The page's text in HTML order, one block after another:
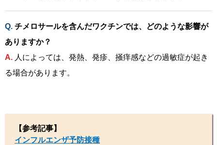
チメロサールを含んだワクチンでは、どのような影響が
ありますか？
人によっては、発熱、発疹、掻痒感などの過敏症が起き
る場合があります。
【参考記事】
インフルエンザ予防接種